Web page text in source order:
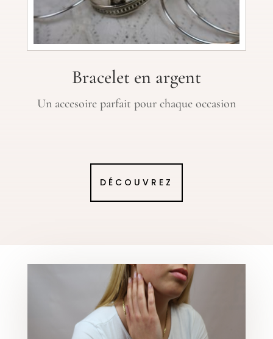
Bracelet en argent
Un accesoire parfait pour chaque occasion
DÉCOUVREZ